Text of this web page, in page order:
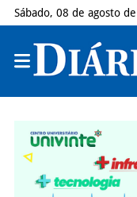
Sábado, 08 de agosto